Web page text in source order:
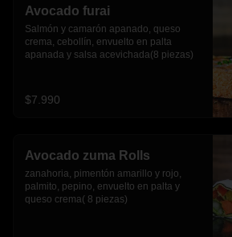
Avocado furai
Salmón y camarón apanado, queso
crema, cebollín, envuelto en palta
apanada y salsa acevichada(8 piezas)
$7.990
Avocado zuma Rolls
zanahoria, pimentón amarillo y rojo,
palmito, pepino, envuelto en palta y
queso crema( 8 piezas)